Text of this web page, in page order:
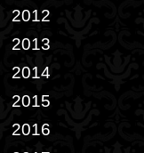
2012
2013
2014
2015
2016